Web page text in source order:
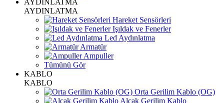
AYDINLATMA
AYDINLATMA
Hareket Sensörleri
Işıldak ve Fenerler
Led Aydınlatma
Armatür
Ampuller
Tümünü Gör
KABLO
KABLO
Orta Gerilim Kablo (OG)
Alçak Gerilim Kablo